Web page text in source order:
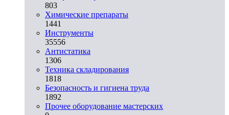
803
Химические препараты
1441
Инструменты
35556
Aнтистатика
1306
Техника складирования
1818
Безопасность и гигиена труда
1892
Прочее оборудование мастерских